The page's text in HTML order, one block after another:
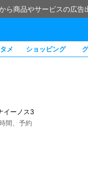
ら商品やサービスの広告
メ ショッピング
イーノス3
間、予約